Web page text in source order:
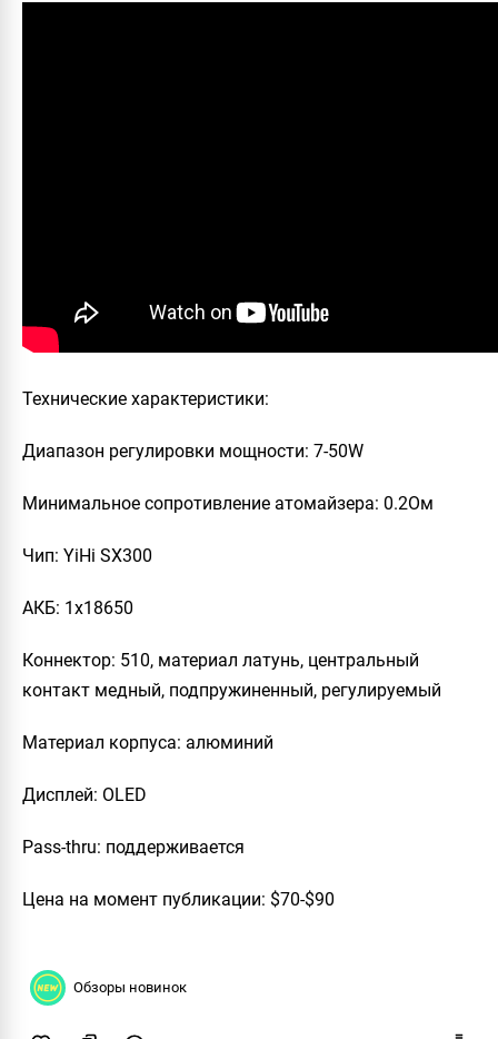
Технические характеристики:
Диапазон регулировки мощности: 7-50W
Минимальное сопротивление атомайзера: 0.2Ом
Чип: YiHi SX300
АКБ: 1x18650
Коннектор: 510, материал латунь, центральный
контакт медный, подпружиненный, регулируемый
Материал корпуса: алюминий
Дисплей: OLED
Pass-thru: поддерживается
Цена на момент публикации: $70-$90
Обзоры новинок